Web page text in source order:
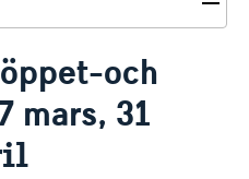
och
mars, 31